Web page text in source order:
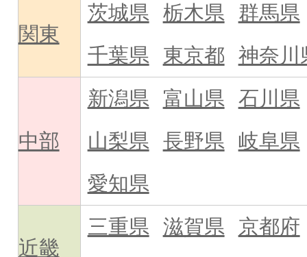
関東
茨城県 栃木県
群馬県
千葉県
東京都 神奈川
中部
新潟県 富山県 石川県
山梨県 長野県 岐阜県
愛知県
近畿
三重県 滋賀県 京都府